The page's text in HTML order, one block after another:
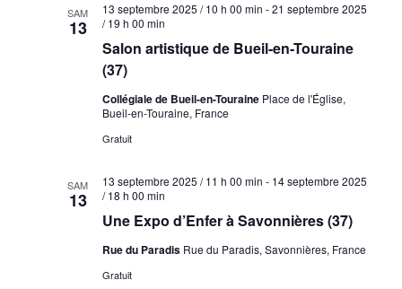
SAM
13
Salon artistique de Bueil-en-Touraine
(37)
13 septembre 2025 / 10 h 00 min -21 septembre 2025
/ 19 h 00 min
Collégiale de Bueil-en-Touraine Place de l'Église,
Bueil-en-Touraine, France
Gratuit
SAM
13
Une Expo d’Enfer à Savonnières (37)
13 septembre 2025 / 11 h 00 min - 14 septembre 2025
/ 18 h 00 min
Rue du Paradis Rue du Paradis, Savonnières, France
Gratuit